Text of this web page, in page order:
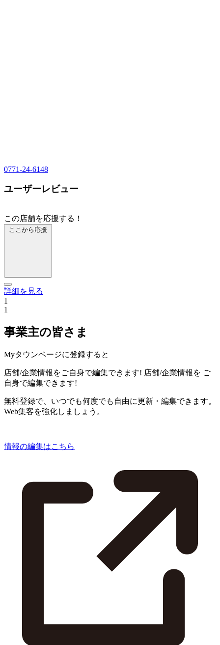
0771-24-6148
ユーザーレビュー
この店舗を応援する！
ここから応援
詳細を見る
1
1
事業主の皆さま
Myタウンページに登録すると
店舗/企業情報をご自身で編集できます! 店舗/企業情報を ご
自身で編集できます!
無料登録で、いつでも何度でも自由に更新・編集できます。
Web集客を強化しましょう。
情報の編集はこちら